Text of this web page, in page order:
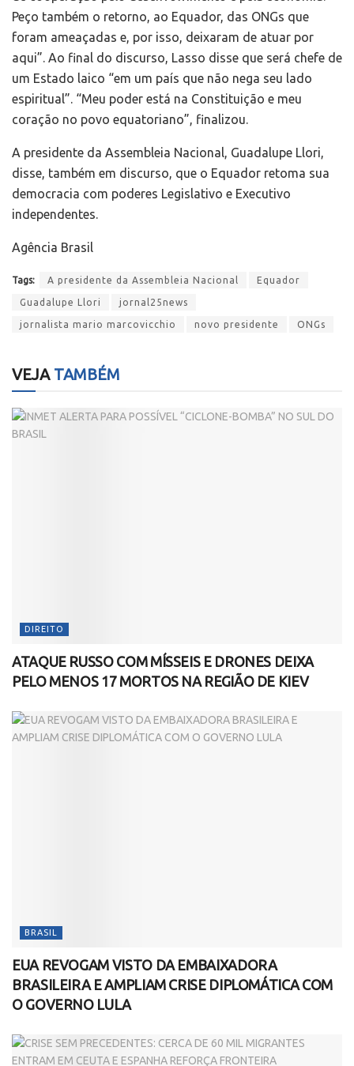
Peço também o retorno, ao Equador, das ONGs que
foram ameaçadas e, por isso, deixaram de atuar por
aqui”. Ao final do discurso, Lasso disse que será chefe de
um Estado laico “em um país que não nega seu lado
espiritual”. “Meu poder está na Constituição e meu
coração no povo equatoriano”, finalizou.
A presidente da Assembleia Nacional, Guadalupe Llori,
disse, também em discurso, que o Equador retoma sua
democracia com poderes Legislativo e Executivo
independentes.
Agência Brasil
Tags: A presidente da Assembleia Nacional Equador
Guadalupe Llori jornal25news
jornalista mario marcovicchio novo presidente ONGs
VEJATAMBÉM
DIREITO
ATAQUE RUSSO COM MÍSSEIS E DRONES DEIXA
PELO MENOS 17 MORTOS NA REGIÃO DE KIEV
BRASIL
EUA REVOGAM VISTO DA EMBAIXADORA
BRASILEIRA E AMPLIAM CRISE DIPLOMÁTICA COM
O GOVERNO LULA